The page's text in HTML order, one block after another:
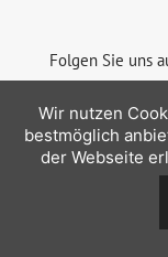
Folgen Sie uns
Wir nutzen
bestmöglich
der Webseite